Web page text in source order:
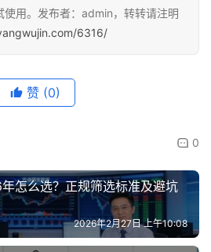
使用。发布者：admin，转转请注明
6316/
赞 (0)
0
怎么选？正规筛选标准及避坑
2026年2月27日 上午10:08